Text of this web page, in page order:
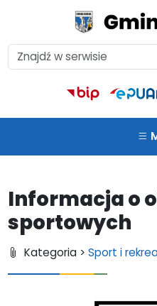
Informacja o
sportowych
Kategoria >Sport i